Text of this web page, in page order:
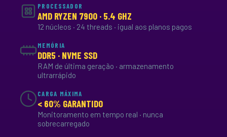
PROCESSADOR
AMD RYZEN 7900 · 5.4 GHZ
12 núcleos · 24 threads · igual aos planos pagos
MEMÓRIA
DDR5 · NVME SSD
RAM de última geração · armazenamento
ultrarrápido
CARGA MÁXIMA
< 60% GARANTIDO
Monitoramento em tempo real · nunca
sobrecarregado